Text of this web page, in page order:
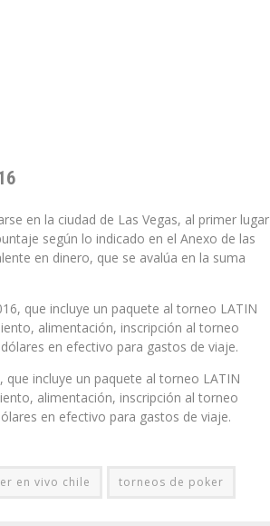
en la ciudad de Las Vegas, al primer lugar
según lo indicado en el Anexo de las
en dinero, que se avalúa en la suma
que incluye un paquete al torneo LATIN
alimentación, inscripción al torneo
en efectivo para gastos de viaje.
que incluye un paquete al torneo LATIN
alimentación, inscripción al torneo
en efectivo para gastos de viaje.
en vivo chile torneos de poker